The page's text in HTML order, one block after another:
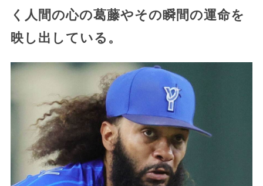
く人間の心の葛藤やその瞬間の運命を
映し出している。